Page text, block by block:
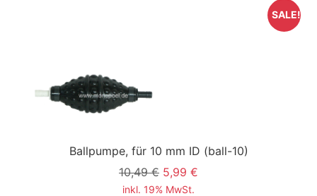
Ballpumpe, für 10 mm ID (ball-10)
10,49 € 5,99 €
inkl. 19% MwSt.
SALE!